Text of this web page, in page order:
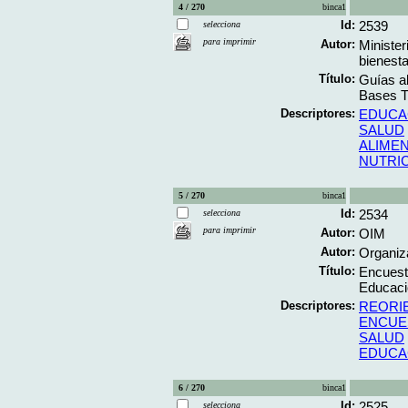
4 / 270
binca1
selecciona
para imprimir
Id: 2539
Autor:
Título: Guías
Bases
Descriptores:
SALUD
5 / 270
binca1
selecciona
para imprimir
Id: 2534
Autor: OIM
Autor:
Título:
Descriptores:
SALUD
6 / 270
binca1
selecciona